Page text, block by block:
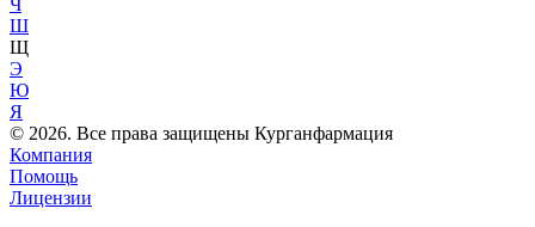
Ч
Ш
Щ
Э
Ю
Я
© 2026. Все права защищены Курганфармация
Компания
Помощь
Лицензии